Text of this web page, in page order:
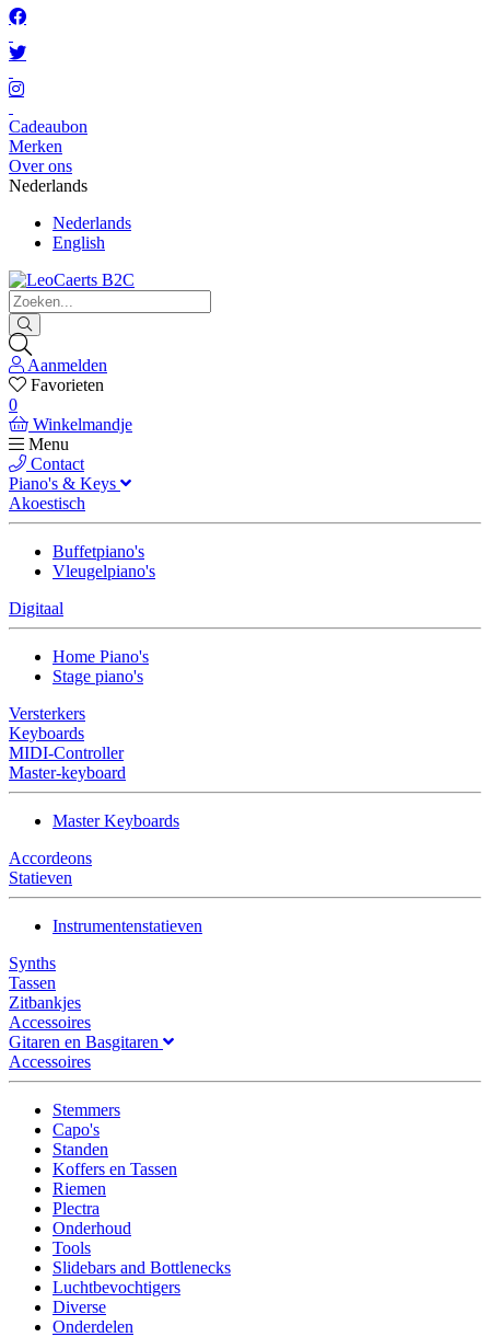
Cadeaubon
Merken
Over ons
Nederlands
Nederlands
English
Aanmelden
Favorieten
0
Winkelmandje
Menu
Contact
Piano's & Keys
Akoestisch
Buffetpiano's
Vleugelpiano's
Digitaal
Home Piano's
Stage piano's
Versterkers
Keyboards
MIDI-Controller
Master-keyboard
Master Keyboards
Accordeons
Statieven
Instrumentenstatieven
Synths
Tassen
Zitbankjes
Accessoires
Gitaren en Basgitaren
Accessoires
Stemmers
Capo's
Standen
Koffers en Tassen
Riemen
Plectra
Onderhoud
Tools
Slidebars and Bottlenecks
Luchtbevochtigers
Diverse
Onderdelen